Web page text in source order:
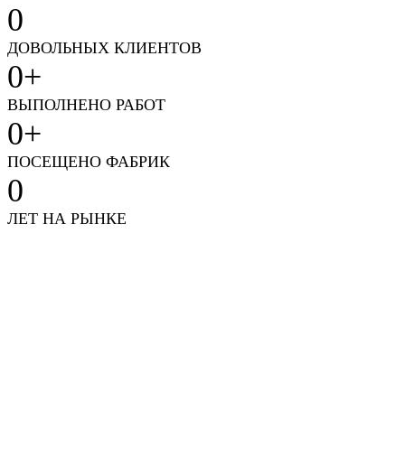
0
ДОВОЛЬНЫХ КЛИЕНТОВ
0+
ВЫПОЛНЕНО РАБОТ
0+
ПОСЕЩЕНО ФАБРИК
0
ЛЕТ НА РЫНКЕ